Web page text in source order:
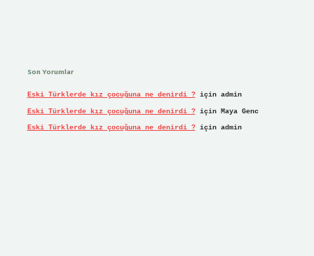
Son Yorumlar
Eski Türklerde kız çocuğuna ne denirdi ?için admin
Eski Türklerde kız çocuğuna ne denirdi ?için Maya Genc
Eski Türklerde kız çocuğuna ne denirdi ?için admin